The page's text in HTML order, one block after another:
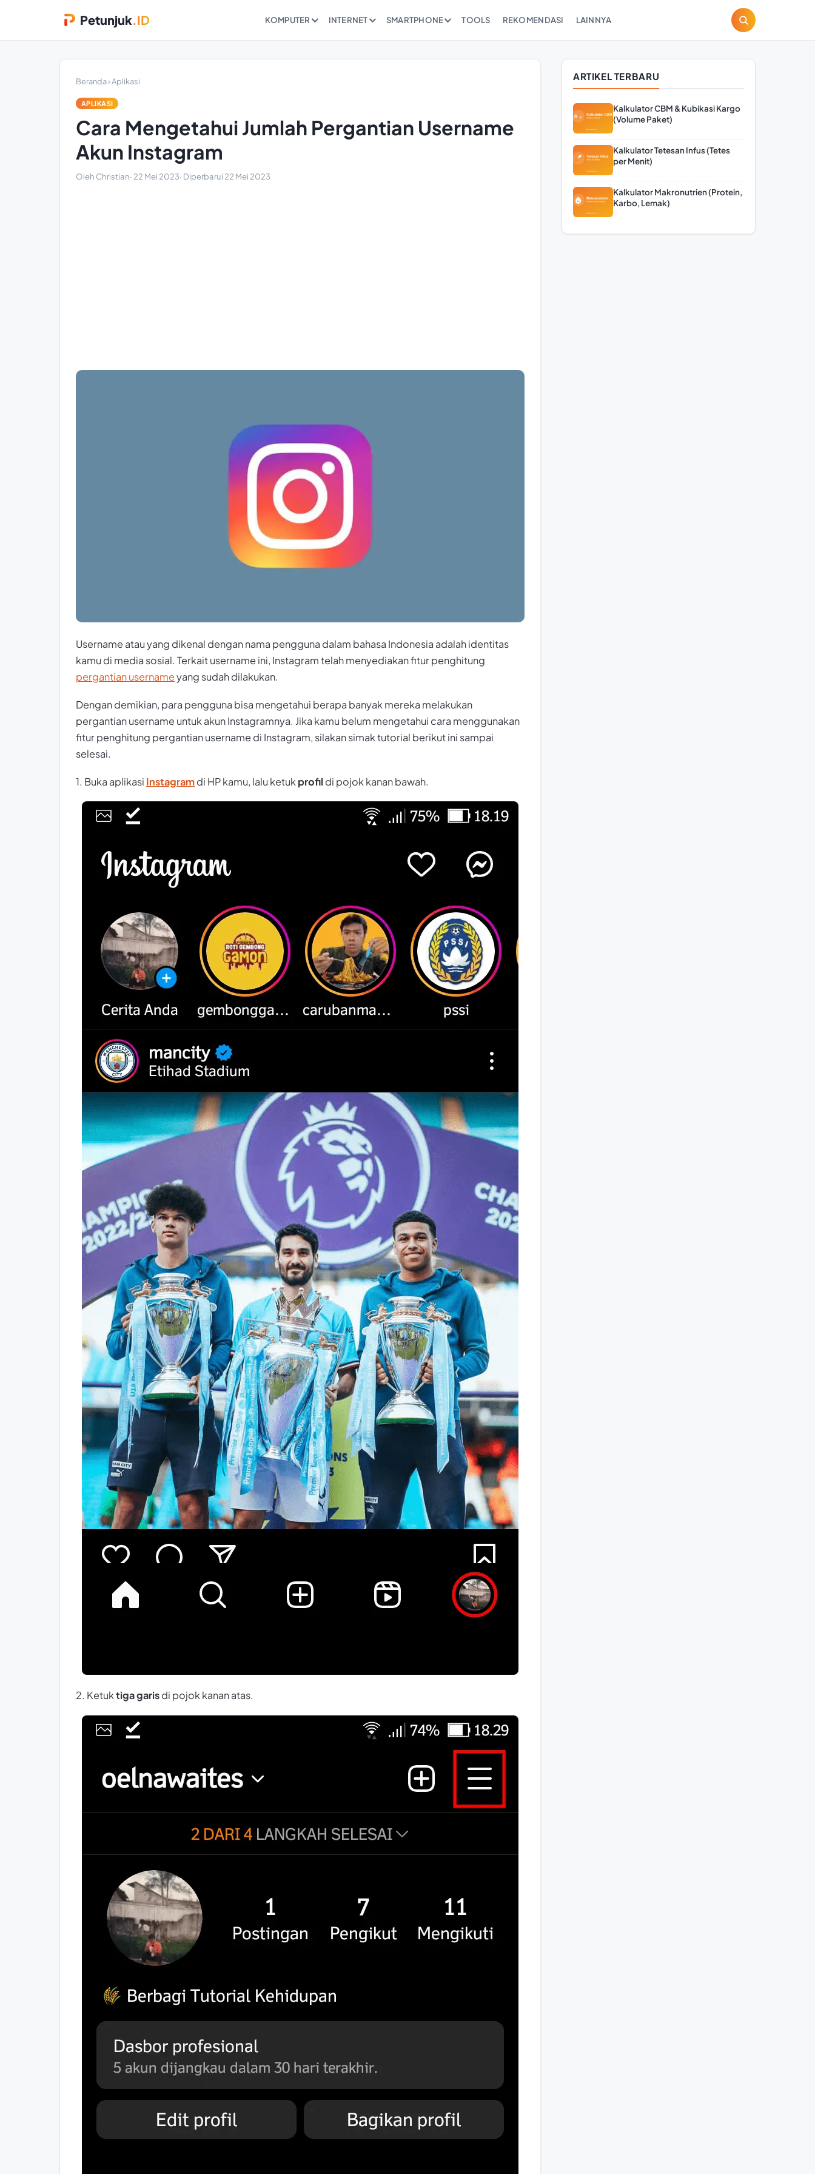
Petunjuk.ID KOMPUTER INTERNET SMARTPHONE TOOLS REKOMENDASI LAINNYA
Beranda›Aplikasi
APLIKASI
Cara Mengetahui Jumlah Pergantian Username
Akun Instagram
Oleh Christian· 22 Mei 2023· Diperbarui 22 Mei 2023
Username atau yang dikenal dengan nama pengguna dalam bahasa Indonesia adalah identitas
kamu di media sosial. Terkait username ini, Instagram telah menyediakan fitur penghitung
pergantian usernameyang sudah dilakukan.
Dengan demikian, para pengguna bisa mengetahui berapa banyak mereka melakukan
pergantian username untuk akun Instagramnya. Jika kamu belum mengetahui cara menggunakan
fitur penghitung pergantian username di Instagram, silakan simak tutorial berikut ini sampai
selesai.
1. Buka aplikasi Instagramdi HP kamu, lalu ketuk profildi pojok kanan bawah.
2. Ketuktiga garisdi pojok kanan atas.
ARTIKEL TERBARU
Kalkulator CBM & Kubikasi Kargo
(Volume Paket)
Kalkulator Tetesan Infus (Tetes
per Menit)
Kalkulator Makronutrien (Protein,
Karbo, Lemak)